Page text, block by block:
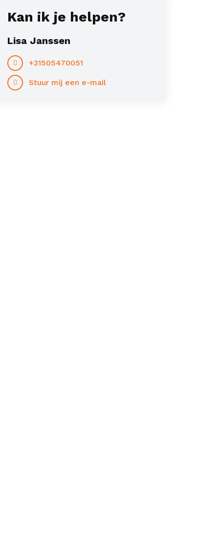
Kan ik je helpen?
Lisa Janssen
+31505470051
Stuur mij een e-mail